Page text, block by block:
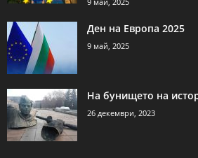
Ден на Европа 2025
9 май, 2025
На бунището на
26 декември, 2023